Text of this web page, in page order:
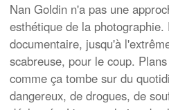
Nan Goldin n'a pas une
esthétique de la
documentaire, jusqu'à
scabreuse, pour le coup.
comme ça tombe sur du
dangereux, de drogues, de